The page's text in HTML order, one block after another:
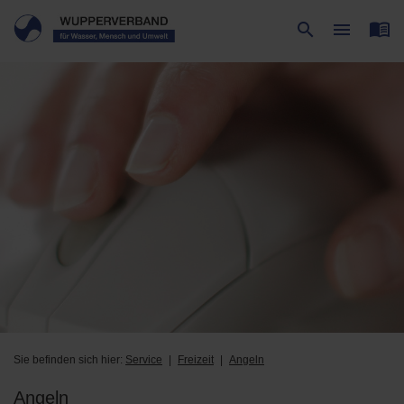
menu_book
search
Suche
menu
Menü
Sie befinden sich hier: Service Freizeit Angeln
Angeln